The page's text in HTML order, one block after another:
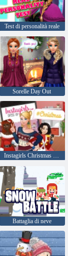
Test di personalità reale
Sorelle Day Out
Instagirls Christmas Dress up
Battaglia di neve